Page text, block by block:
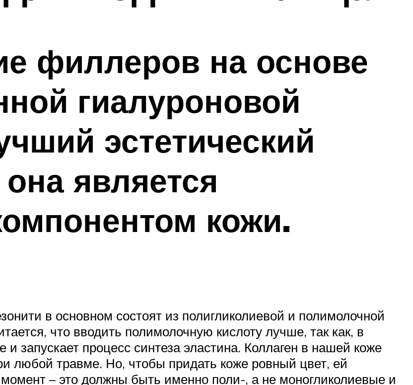
филлеров на основе
гиалуроновой
эстетический
является
кожи.
в основном состоят из полигликолиевой и полимолочной
что вводить полимолочную кислоту лучше, так как, в
запускает процесс синтеза эластина. Коллаген в нашей коже
любой травме. Но, чтобы придать коже ровный цвет, ей
– это должны быть именно поли-, а не моногликолиевые и